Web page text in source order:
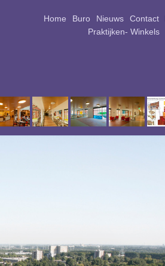
Home Buro Nieuws Contact
Praktijken- Winkels